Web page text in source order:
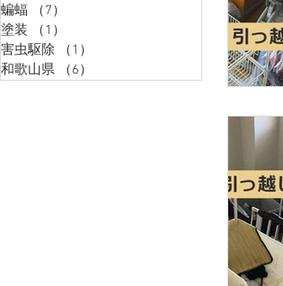
蝙蝠
（7）
塗装
（1）
害虫駆除
（1）
和歌山県
（6）